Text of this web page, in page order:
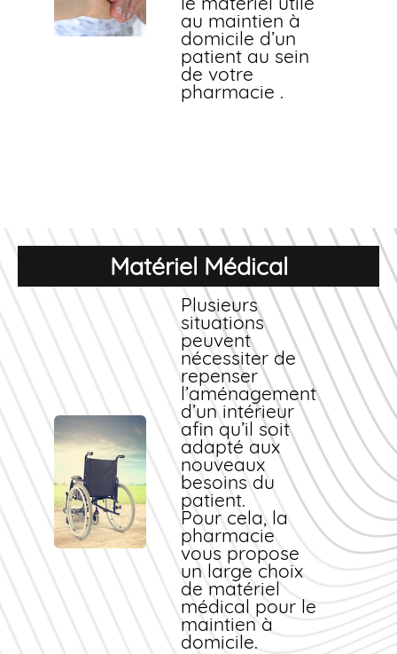
au maintien à
domicile d’un
patient au sein
de votre
pharmacie .
Matériel Médical
Plusieurs
situations
peuvent
nécessiter de
repenser
l’aménagement
d’un intérieur
afin qu’il soit
adapté aux
nouveaux
besoins du
patient.
Pour cela, la
pharmacie
vous propose
un large choix
de matériel
médical pour le
maintien à
domicile.